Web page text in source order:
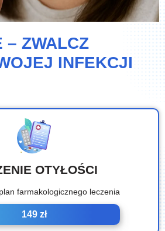
– ZWALCZ
INFEKCJI
OTYŁOŚCI
farmakologicznego leczenia
149 zł